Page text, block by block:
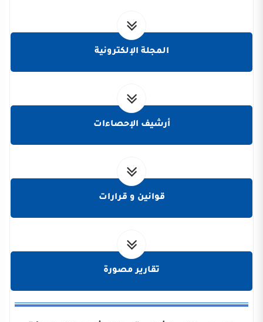
المجلة الإلكترونية
أرشيف الإحصاءات
قوانين و قرارات
تقارير مصورة